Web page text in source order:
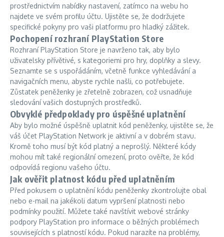
prostřednictvím nabídky nastavení, zatímco na webu ho
najdete ve svém profilu účtu. Ujistěte se, že dodržujete
specifické pokyny pro vaši platformu pro hladký zážitek.
Pochopení rozhraní PlayStation Store
Rozhraní PlayStation Store je navrženo tak, aby bylo
uživatelsky přívětivé, s kategoriemi pro hry, doplňky a slevy.
Seznamte se s uspořádáním, včetně funkce vyhledávání a
navigačních menu, abyste rychle našli, co potřebujete.
Zůstatek peněženky je zřetelně zobrazen, což usnadňuje
sledování vašich dostupných prostředků.
Obvyklé předpoklady pro úspěšné uplatnění
Aby bylo možné úspěšně uplatnit kód peněženky, ujistěte se, že
váš účet PlayStation Network je aktivní a v dobrém stavu.
Kromě toho musí být kód platný a neprošlý. Některé kódy
mohou mít také regionální omezení, proto ověřte, že kód
odpovídá regionu vašeho účtu.
Jak ověřit platnost kódu před uplatněním
Před pokusem o uplatnění kódu peněženky zkontrolujte obal
nebo e-mail na jakékoli datum vypršení platnosti nebo
podmínky použití. Můžete také navštívit webové stránky
podpory PlayStation pro informace o běžných problémech
souvisejících s platností kódu. Pokud narazíte na problémy,